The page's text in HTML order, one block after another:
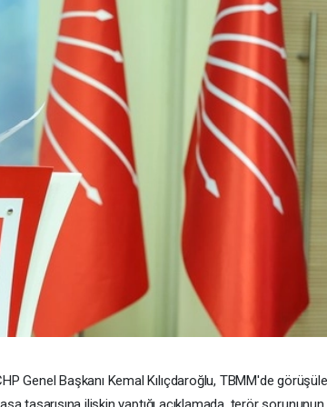
Genel Başkanı Kemal Kılıçdaroğlu, TBMM'de